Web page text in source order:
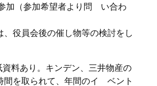
（参加希望者より問 い合わ
役員会後の催し物等の検討をし
料あり。キンデン、三井物産の
間を取られて、年間のイ ベント